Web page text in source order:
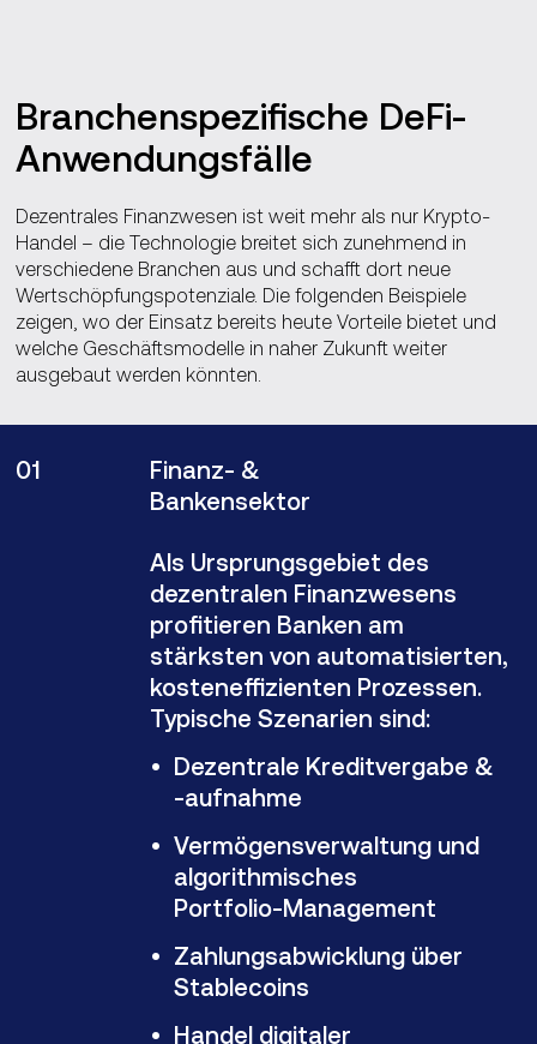
Branchenspezifische DeFi-
Anwendungsfälle
Dezentrales Finanzwesen ist weit mehr als nur Krypto-
Handel – die Technologie breitet sich zunehmend in
verschiedene Branchen aus und schafft dort neue
Wertschöpfungspotenziale. Die folgenden Beispiele
zeigen, wo der Einsatz bereits heute Vorteile bietet und
welche Geschäftsmodelle in naher Zukunft weiter
ausgebaut werden könnten.
01
Finanz‑ &
Bankensektor
Als Ursprungsgebiet des
dezentralen Finanzwesens
profitieren Banken am
stärksten von automatisierten,
kosteneffizienten Prozessen.
Typische Szenarien sind:
Dezentrale Kreditvergabe &
‑aufnahme
Vermögensverwaltung und
algorithmisches
Portfolio‑Management
Zahlungsabwicklung über
Stablecoins
Handel digitaler